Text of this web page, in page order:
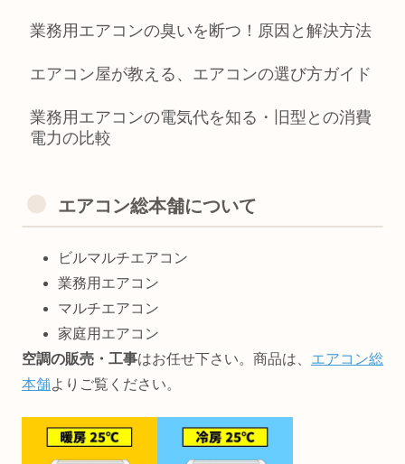
業務用エアコンの臭いを断つ！原因と解決方法
エアコン屋が教える、エアコンの選び方ガイド
業務用エアコンの電気代を知る・旧型との消費
電力の比較
エアコン総本舗について
ビルマルチエアコン
業務用エアコン
マルチエアコン
家庭用エアコン
空調の販売・工事はお任せ下さい。商品は、 エアコン総
本舗よりご覧ください。